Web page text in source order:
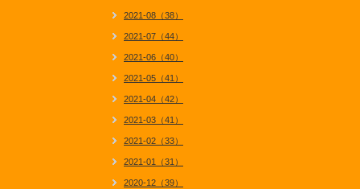
2021-08（38）
2021-07（44）
2021-06（40）
2021-05（41）
2021-04（42）
2021-03（41）
2021-02（33）
2021-01（31）
2020-12（39）